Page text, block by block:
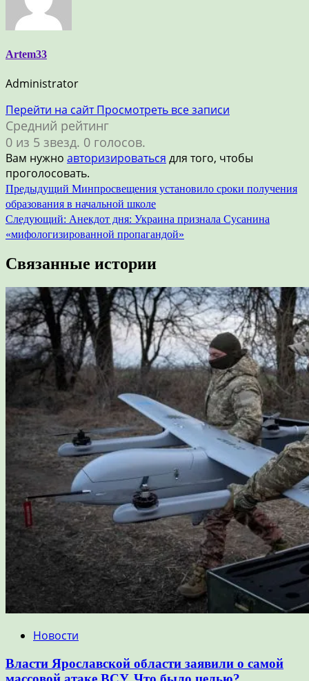
Artem33
Administrator
Перейти на сайтПросмотреть все записи
Средний рейтинг
0 из 5 звезд. 0 голосов.
Вам нужно авторизироваться для того, чтобы
проголосовать.
Навигация
по
записям
Предыдущий Минпросвещения установило сроки получения
образования в начальной школе
Следующий: Анекдот дня: Украина признала Сусанина
«мифологизированной пропагандой»
Связанные истории
Новости
Власти Ярославской области заявили о самой